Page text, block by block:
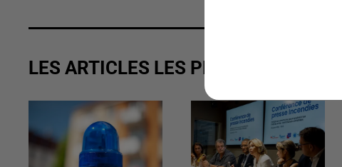
LES ARTICLES LES PLUS VUS